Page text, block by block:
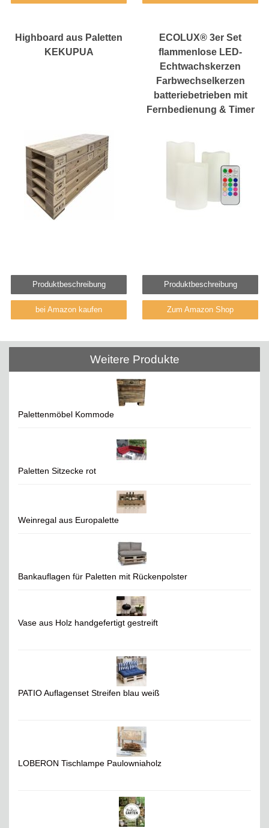
Highboard aus Paletten
KEKUPUA
Produktbeschreibung
bei Amazon kaufen
ECOLUX® 3er Set
flammenlose LED-
Echtwachskerzen
Farbwechselkerzen
batteriebetrieben mit
Fernbedienung & Timer
Produktbeschreibung
Zum Amazon Shop
Weitere Produkte
Palettenmöbel Kommode
Paletten Sitzecke rot
Weinregal aus Europalette
Bankauflagen für Paletten mit Rückenpolster
Vase aus Holz handgefertigt gestreift
PATIO Auflagenset Streifen blau weiß
LOBERON Tischlampe Paulowniaholz